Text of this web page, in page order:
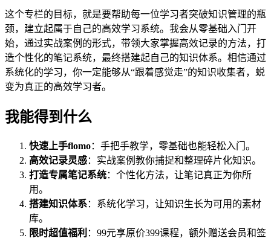
这个专栏的目标，就是要帮助每一位学习者突破知识管理的瓶
颈，建立起属于自己的高效学习系统。我会从零基础入门开
始，通过实战案例的形式，带领大家掌握高效记录的方法，打
造个性化的笔记系统，最终搭建起自己的知识体系。相信通过
系统化的学习，你一定能够从“跟着感觉走”的知识收集者，蜕
变为真正的高效学习者。
我能得到什么
快速上手flomo：手把手教学，零基础也能轻松入门。
高效记录灵感：实战案例教你捕捉和整理碎片化知识。
打造专属笔记系统：个性化方法，让笔记真正为你所
用。
搭建知识体系：系统化学习，让知识生长为可用的素材
库。
限时超值福利 ：99元享原价399课程，额外赠送会员和签